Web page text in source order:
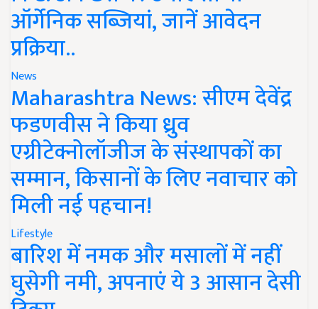
ऑर्गेनिक सब्जियां, जानें आवेदन
प्रक्रिया..
News
Maharashtra News: सीएम देवेंद्र
फडणवीस ने किया ध्रुव
एग्रीटेक्नोलॉजीज के संस्थापकों का
सम्मान, किसानों के लिए नवाचार को
मिली नई पहचान!
Lifestyle
बारिश में नमक और मसालों में नहीं
घुसेगी नमी, अपनाएं ये 3 आसान देसी